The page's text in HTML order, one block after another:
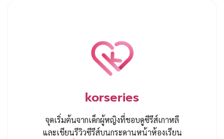
korseries
จุดเริ่มต้นจากเด็กผู้หญิงที่ชอบดูซีรีส์เกาหลี
และเขียนรีวิวซีรีส์บนกระดานหน้าห้องเรียน